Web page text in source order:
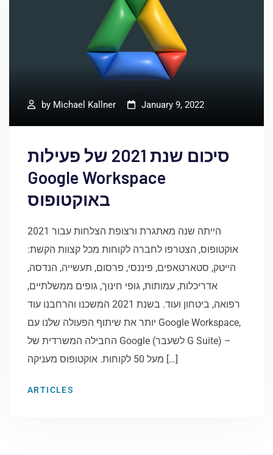
by Michael Kallner January 9, 2022
סיכום שנת 2021 של פעילות
Google Workspace
באוקטופוס
​2021 הייתה שנה מאתגרת ורצופת הצלחות עבור
אוקטופוס, הצטרפו לחברה לקוחות מכל קצוות הקשת:
הייטק, סטארטאפים, פיננסי, פרסום, תעשייה, הנדסה,
אדריכלות, עמותות, גופי חינוך, גופים ממשלתיים,
רפואה, ביטחון ועוד. בשנת 2021 המשכנו והרחבנו עוד
יותר את שיתוף הפעולה שלנו עם Google Workspace,
החבילה המשרדית של Google (לשעבר G Suite) –
מעל 50 לקוחות. אוקטופוס מעניקה […]
ARTICLES